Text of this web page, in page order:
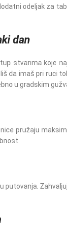
odeljak za
dan
stvarima koje
da imaš pri ruci
u gradskim
pružaju
putovanja.